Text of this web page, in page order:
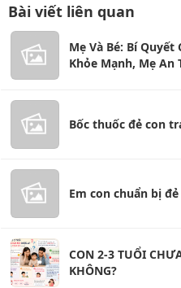
Bài viết liên quan
Mẹ Và Bé: Bí Quyết
Khỏe Mạnh, Mẹ An
Bốc thuốc đẻ con
Em con chuẩn bị đẻ
CON 2-3 TUỔI
KHÔNG?